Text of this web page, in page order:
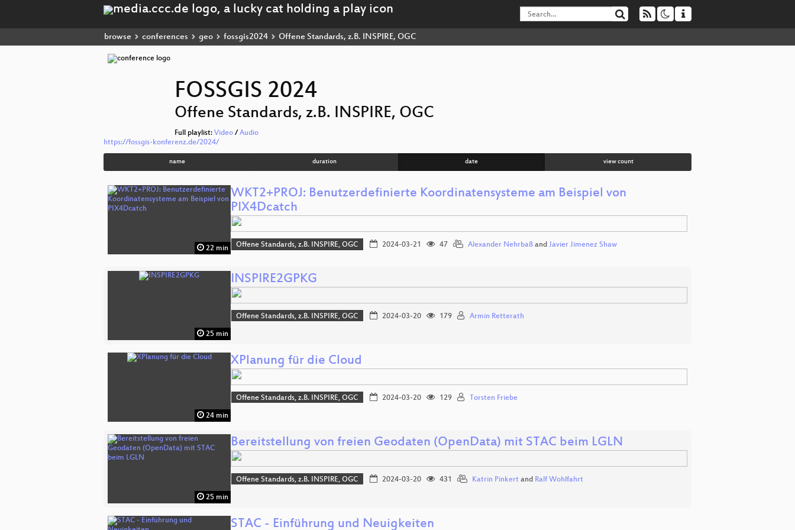
browse conferences geo fossgis2024 Offene Standards, z.B. INSPIRE, OGC
FOSSGIS 2024
Offene Standards, z.B. INSPIRE, OGC
Full playlist: Video / Audio
https://fossgis-konferenz.de/2024/
name duration date view count
22 min
WKT2+PROJ: Benutzerdefinierte Koordinatensysteme am Beispiel von
PIX4Dcatch
Offene Standards, z.B. INSPIRE, OGC 2024-03-21 47 Alexander Nehrbaßand Javier Jimenez Shaw
25 min
INSPIRE2GPKG
Offene Standards, z.B. INSPIRE, OGC 2024-03-20 179 Armin Retterath
24 min
XPlanung für die Cloud
Offene Standards, z.B. INSPIRE, OGC 2024-03-20 129 Torsten Friebe
25 min
Bereitstellung von freien Geodaten (OpenData) mit STAC beim LGLN
Offene Standards, z.B. INSPIRE, OGC 2024-03-20 431 Katrin Pinkertand Ralf Wohlfahrt
STAC - Einführung und Neuigkeiten